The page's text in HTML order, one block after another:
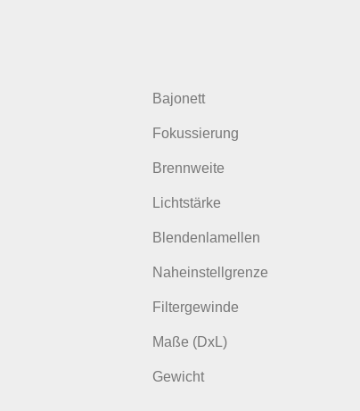
Bajonett
Fokussierung
Brennweite
Lichtstärke
Blendenlamellen
Naheinstellgrenze
Filtergewinde
Maße (DxL)
Gewicht